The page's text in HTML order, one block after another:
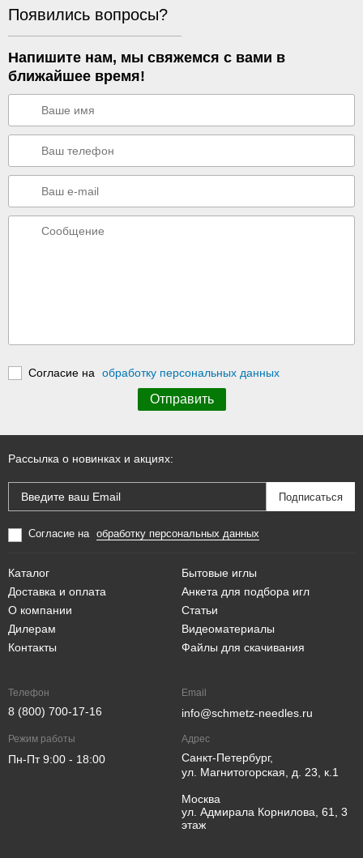
Появились вопросы?
Напишите нам, мы свяжемся с вами в
ближайшее время!
Согласие на обработку персональных данных
Рассылка о новинках и акциях:
Согласие на обработку персональных данных
Каталог
Доставка и оплата
О компании
Дилерам
Контакты
Бытовые иглы
Анкета для подбора игл
Статьи
Видеоматериалы
Файлы для скачивания
Телефон
8 (800) 700-17-16
Email
info@schmetz-needles.ru
Режим работы
Пн-Пт 9:00 - 18:00
Адрес
Санкт-Петербург,
ул. Магнитогорская, д. 23, к.1
Москва
ул. Адмирала Корнилова, 61, 3
этаж